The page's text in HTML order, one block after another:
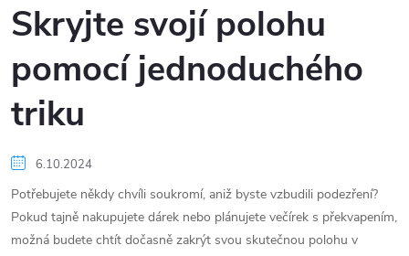
Skryjte svojí polohu
pomocí jednoduchého
triku
6.10.2024
Potřebujete někdy chvíli soukromí, aniž byste vzbudili podezření?
Pokud tajně nakupujete dárek nebo plánujete večírek s překvapením,
možná budete chtít dočasně zakrýt svou skutečnou polohu v